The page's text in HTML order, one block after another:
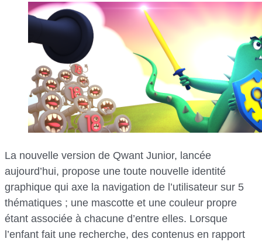
La nouvelle version de Qwant Junior, lancée
aujourd’hui, propose une toute nouvelle identité
graphique qui axe la navigation de l’utilisateur sur 5
thématiques ; une mascotte et une couleur propre
étant associée à chacune d’entre elles. Lorsque
l’enfant fait une recherche, des contenus en rapport